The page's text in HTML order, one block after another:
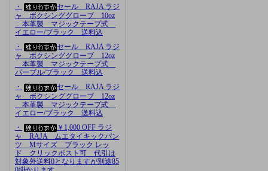
・
セール RAJA ラジ
ャ ボクシンググローブ 10oz
本革製 マジックテープ式
イエロー/ブラック 送料込
・
セール RAJA ラジ
ャ ボクシンググローブ 12oz
本革製 マジックテープ式
パープル/ブラック 送料込
・
セール RAJA ラジ
ャ ボクシンググローブ 12oz
本革製 マジックテープ式
イエロー/ブラック 送料込
・
￥1,000 OFF ラジ
ャ RAJA ムエタイキックパン
ツ Mサイズ ブラック レッ
ド クリックポスト可 代引は
対象外送料0となりますが別途85